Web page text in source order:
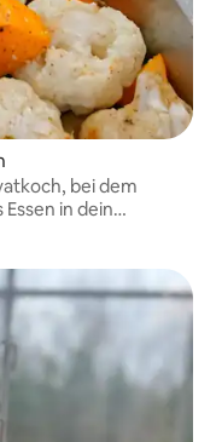
bei dem
in dein